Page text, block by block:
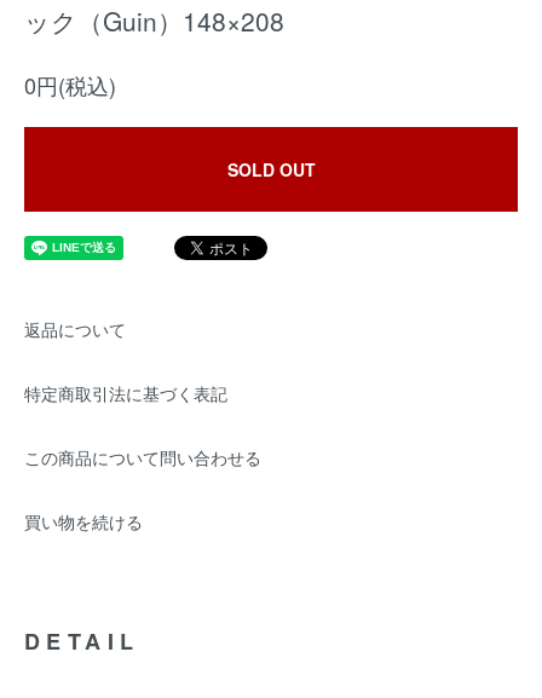
ック（Guin）148×208
0円(税込)
SOLD OUT
返品について
特定商取引法に基づく表記
この商品について問い合わせる
買い物を続ける
DETAIL